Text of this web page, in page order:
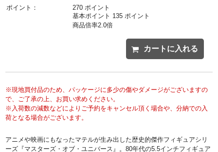
ポイント：
270 ポイント
基本ポイント 135 ポイント
商品倍率2.0倍
カートに入れる
※現地買付品のため、パッケージに多少の傷やダメージがございますの
で、ご了承の上、お買い求めください。
※入荷数の減数などによりご予約をキャンセル頂く場合や、分納での入
荷となる場合がございます。
アニメや映画にもなったマテルが生み出した歴史的傑作フィギュアシリ
ーズ『マスターズ・オブ・ユニバース』。80年代の5.5インチフィギュア